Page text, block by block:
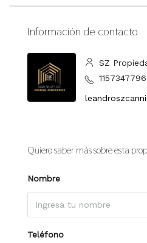
Información de contacto
SZ
1157347796
Quiero saber más sobre esta
Nombre
Teléfono